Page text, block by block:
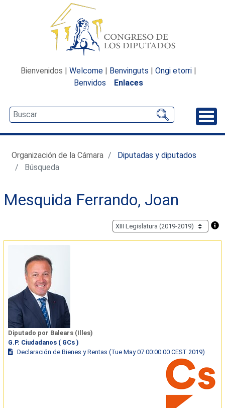
Bienvenidos | Welcome | Benvinguts | Ongi etorri |
Benvidos
Enlaces
Organización de la Cámara
Diputadas y diputados
Búsqueda
Mesquida Ferrando, Joan
Diputado por Balears (Illes)
G.P. Ciudadanos ( GCs )
Declaración de Bienes y Rentas (Tue May 07 00:00:00 CEST 2019)